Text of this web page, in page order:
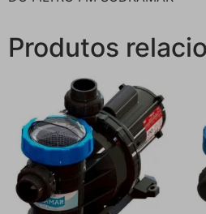
Produtos